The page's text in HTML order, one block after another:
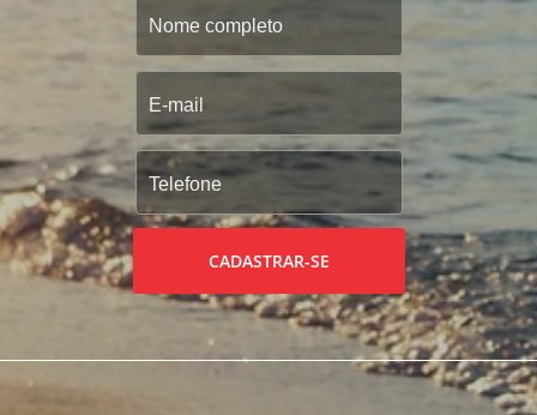
CADASTRAR-SE